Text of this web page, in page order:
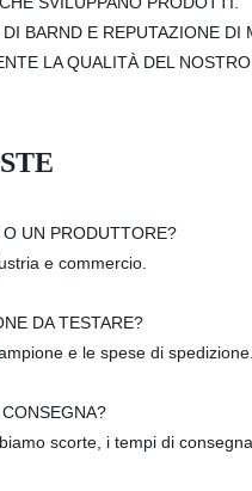
BARND E REPUTAZIONE DI
LA QUALITÀ DEL
UN PRODUTTORE?
e commercio.
DA TESTARE?
e le spese di
scorte, i tempi di